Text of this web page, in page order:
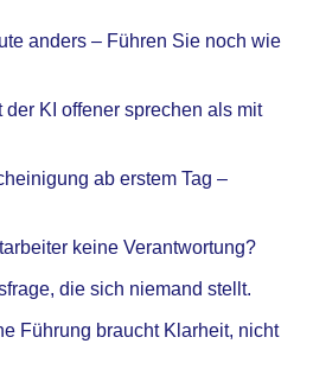
anders – Führen Sie noch wie
KI offener sprechen als mit
ab erstem Tag –
keine Verantwortung?
die sich niemand stellt.
Führung braucht Klarheit, nicht